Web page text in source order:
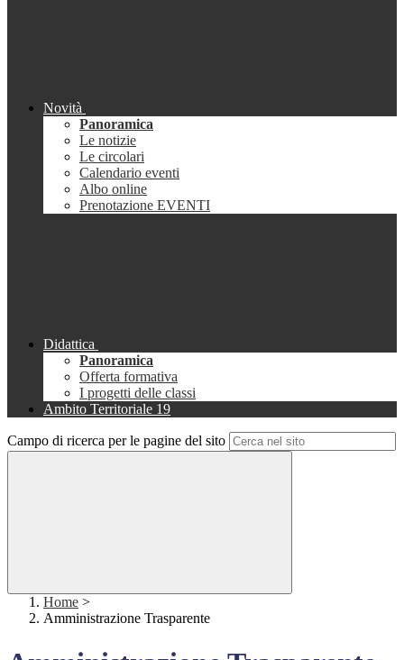
Novità
Panoramica
Le notizie
Le circolari
Calendario eventi
Albo online
Prenotazione EVENTI
Didattica
Panoramica
Offerta formativa
I progetti delle classi
Ambito Territoriale 19
Campo di ricerca per le pagine del sito
Home >
Amministrazione Trasparente